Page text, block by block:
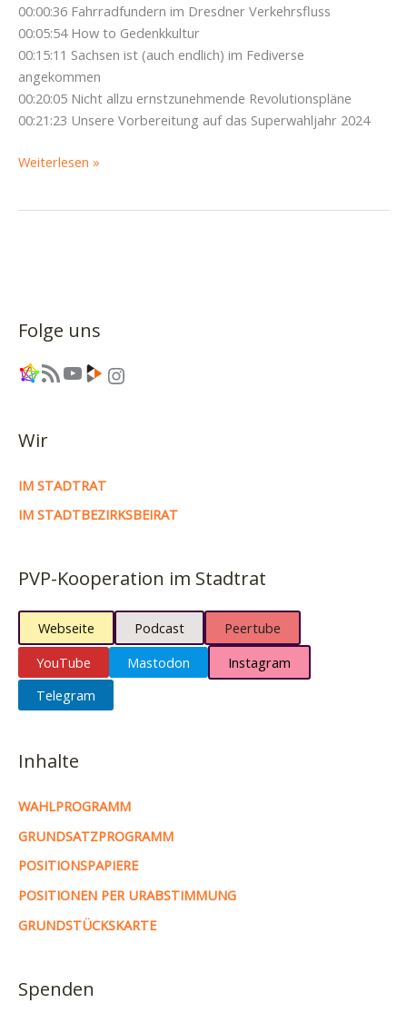
00:00:36 Fahrradfundern im Dresdner Verkehrsfluss
00:05:54 How to Gedenkkultur
00:15:11 Sachsen ist (auch endlich) im Fediverse
angekommen
00:20:05 Nicht allzu ernstzunehmende Revolutionspläne
00:21:23 Unsere Vorbereitung auf das Superwahljahr 2024
Flundern
Widersprüche
Piratencast
Weiterlesen »
Folge uns
Link RSS-Feed YouTube Link Instagram
Wir
IM STADTRAT
IM STADTBEZIRKSBEIRAT
PVP-Kooperation im Stadtrat
Webseite Podcast
Peertube
YouTube
Mastodon
Instagram
Telegram
Inhalte
WAHLPROGRAMM
GRUNDSATZPROGRAMM
POSITIONSPAPIERE
POSITIONEN PER URABSTIMMUNG
GRUNDSTÜCKSKARTE
Spenden